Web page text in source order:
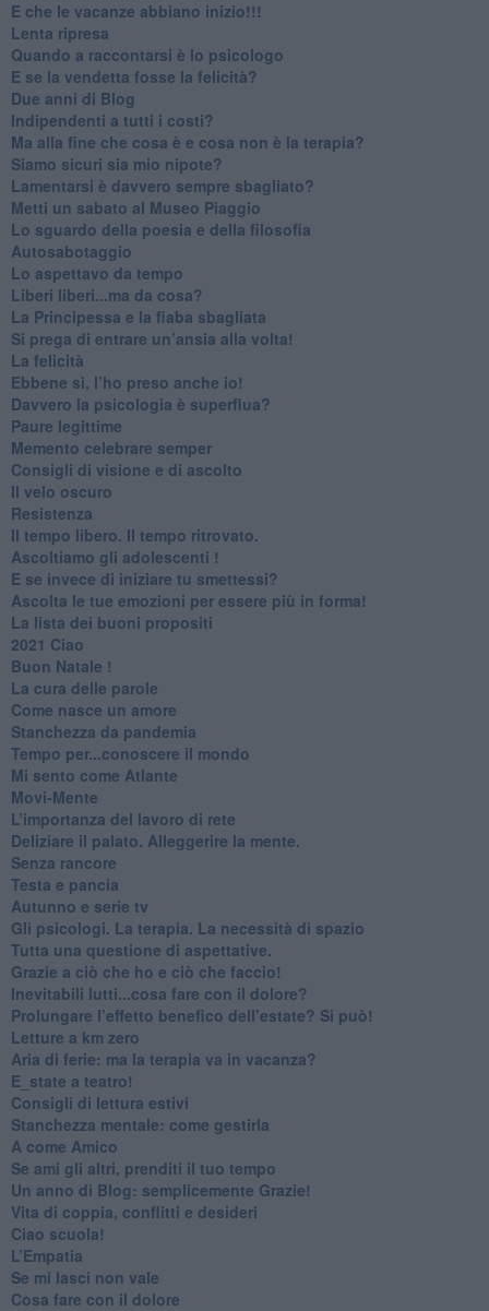
​E che le vacanze abbiano inizio!!!
​Lenta ripresa
​Quando a raccontarsi è lo psicologo
​E se la vendetta fosse la felicità?
​Due anni di Blog
​Indipendenti a tutti i costi?
​Ma alla fine che cosa è e cosa non è la terapia?
​Siamo sicuri sia mio nipote?
​Lamentarsi è davvero sempre sbagliato?
​Metti un sabato al Museo Piaggio
​Lo sguardo della poesia e della filosofia
Autosabotaggio
​Lo aspettavo da tempo
​Liberi liberi...ma da cosa?
​La Principessa e la fiaba sbagliata
Si prega di entrare un’ansia alla volta!
​La felicità
​Ebbene sì, l’ho preso anche io!
​Davvero la psicologia è superflua?
Paure legittime
​Memento celebrare semper
​Consigli di visione e di ascolto
​Il velo oscuro
Resistenza
​Il tempo libero. Il tempo ritrovato.
Ascoltiamo gli adolescenti !
​E se invece di iniziare tu smettessi?
​Ascolta le tue emozioni per essere più in forma!
​La lista dei buoni propositi
2021 Ciao
Buon Natale !
​La cura delle parole
​Come nasce un amore
Stanchezza da pandemia
​Tempo per...conoscere il mondo
​Mi sento come Atlante
​Movi-Mente
​L’importanza del lavoro di rete
​Deliziare il palato. Alleggerire la mente.
​Senza rancore
​Testa e pancia
​Autunno e serie tv
​Gli psicologi. La terapia. La necessità di spazio
​Tutta una questione di aspettative.
​Grazie a ciò che ho e ciò che faccio!
​Inevitabili lutti...cosa fare con il dolore?
Prolungare l’effetto benefico dell’estate? Si può!
​Letture a km zero
​Aria di ferie: ma la terapia va in vacanza?
​E_state a teatro!
​Consigli di lettura estivi
​Stanchezza mentale: come gestirla
​A come Amico
​Se ami gli altri, prenditi il tuo tempo
​Un anno di Blog: semplicemente Grazie!
​Vita di coppia, conflitti e desideri
​Ciao scuola!
​L’Empatia
​Se mi lasci non vale
Cosa fare con il dolore